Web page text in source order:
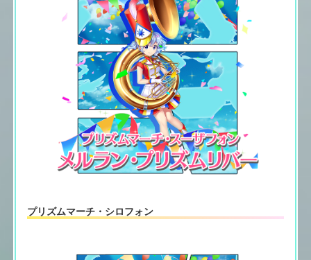
プリズムマーチ・シロフォン